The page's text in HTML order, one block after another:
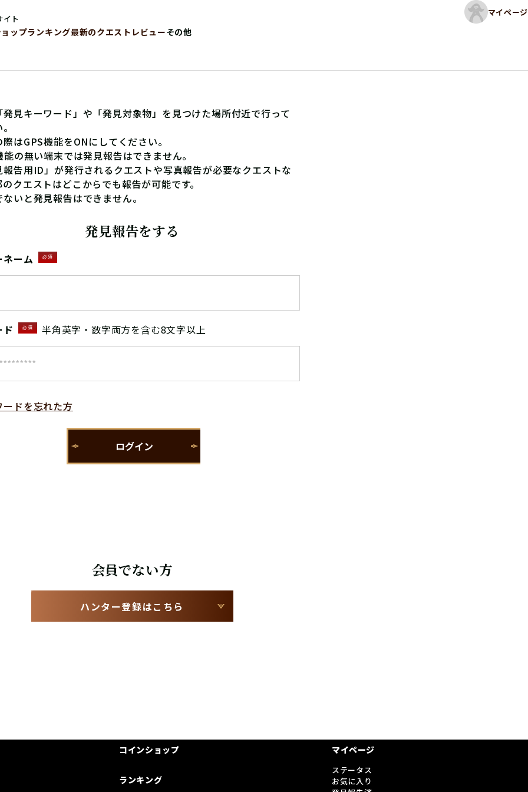
イト
マイページ
ップランキング最新のクエストレビューその他
発見キーワード」や「発見対象物」を見つけた場所付近で行って
はGPS機能をONにしてください。
の無い端末では発見報告はできません。
告用ID」が発行されるクエストや写真報告が必要なクエストな
のクエストはどこからでも報告が可能です。
いと発見報告はできません。
発見報告をする
ネーム 必須
ド 必須 半角英字・数字両方を含む8文字以上
ードを忘れた方
会員でない方
ハンター登録はこちら
コインショップ
ランキング
マイページ
ステータス
お気に入り